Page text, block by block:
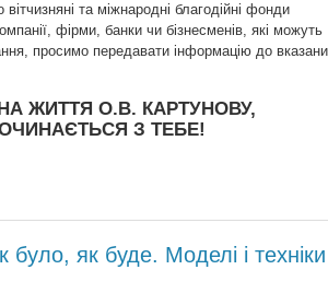
та міжнародні благодійні фонди
фірми, банки чи бізнесменів, які можуть
просимо передавати інформацію до
ЖИТТЯ О.В. КАРТУНОВУ,
З ТЕБЕ!
як буде. Моделі і техніки